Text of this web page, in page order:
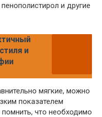
и другие
и
мягкие, можно
показателем
что необходимо